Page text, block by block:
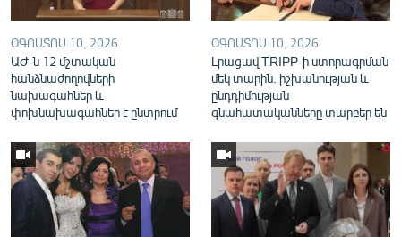
«Ազատության» բոլոր կայքերը
ՕԳՈՍՏՈՍ 10, 2026
ԱԺ-ն 12 մշտական
հանձնաժողովների
նախագահներ և
փոխնախագահներ է ընտրում
ՕԳՈՍՏՈՍ 10, 2026
Լրացավ TRIPP-ի ստորագրման
մեկ տարին. իշխանության և
ընդդիմության
գնահատականները տարբեր են